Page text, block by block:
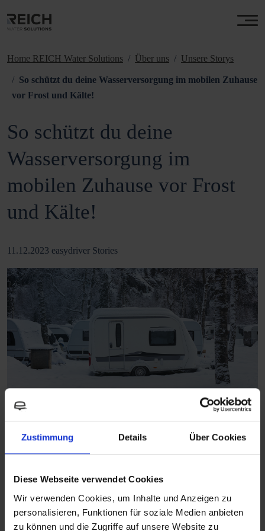
Zustimmung Details Über Cookies
Diese Webseite verwendet Cookies
Wir verwenden Cookies, um Inhalte und Anzeigen zu
personalisieren, Funktionen für soziale Medien anbieten
zu können und die Zugriffe auf unsere Website zu
Home REICH Water Solutions Über uns Unsere Storys
So schützt du deine Wasserversorgung im mobilen Zuhause
vor Frost und Kälte!
So schützt du deine
Wasserversorgung im
mobilen Zuhause vor Frost
und Kälte!
11.12.2023 easydriver Stories
Minustemperaturen. Wir verraten dir Tipps und Tricks, wie du die
Frost schützen kannst!
Zu allererst solltest du das Wassersystem deines Zuhause auf
Rädern gründlich reinigen, z.B. mit unserem prämierten